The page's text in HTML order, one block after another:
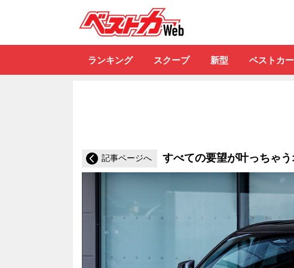
ランキング スクープ 新型 ベストカ
記事ページへ すべての要望が叶っちゃ